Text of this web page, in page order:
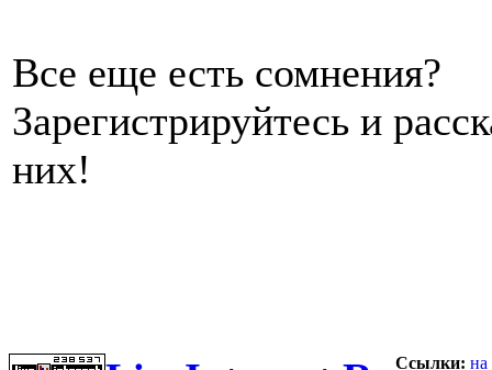
Все еще есть сомнения?
Зарегистрируйтесь и
них!
Ссылки: на